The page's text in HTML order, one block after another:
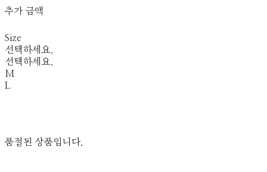
추가 금액
Size
선택하세요.
선택하세요.
M
L
품절된 상품입니다.